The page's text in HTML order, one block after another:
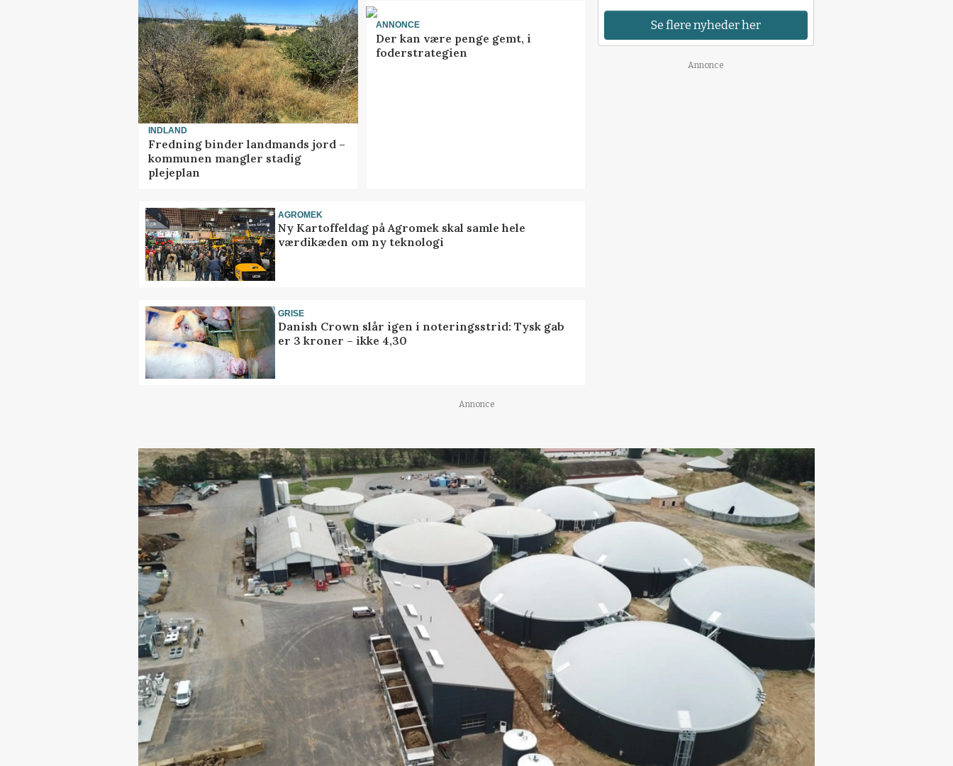
INDLAND
Fredning binder landmands jord –
kommunen mangler stadig
plejeplan
ANNONCE
Der kan være penge gemt, i
foderstrategien
AGROMEK
Ny Kartoffeldag på Agromek skal samle hele
værdikæden om ny teknologi
GRISE
Danish Crown slår igen i noteringsstrid: Tysk gab
er 3 kroner – ikke 4,30
Se flere nyheder her
Annonce
Annonce